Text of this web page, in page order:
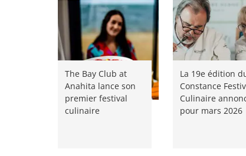
The Bay Club at
Anahita lance son
premier festival
culinaire
La 19e édition
Constance
Culinaire
pour mars 2026